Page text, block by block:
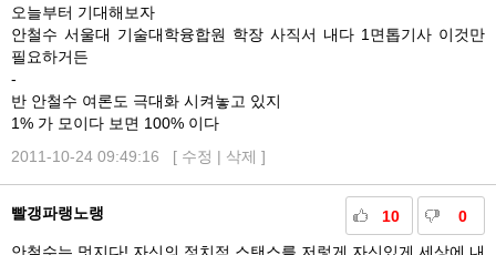
오늘부터 기대해보자
안철수 서울대 기술대학융합원 학장 사직서 내다 1면톱기사 이것만
필요하거든
-
반 안철수 여론도 극대화 시켜놓고 있지
1% 가 모이다 보면 100% 이다
2011-10-24 09:49:16 [ 수정 | 삭제 ]
10 0
빨갱파랭노랭